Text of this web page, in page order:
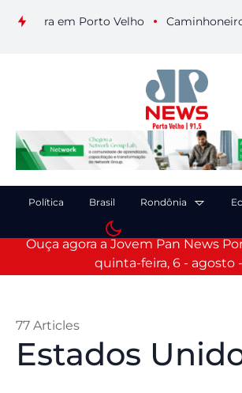
em Porto Velho Caminhoneiro morre
Política Brasil Rondônia
Ouça agora a Jovem Pan News
quinta-feira, 6 - agosto
Estados
77 Articles